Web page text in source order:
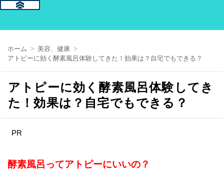
ホーム
美容、健康
アトピーに効く酵素風呂体験してきた！効果は？自宅でもできる？
アトピーに効く酵素風呂体験してき
た！効果は？自宅でもできる？
PR
酵素風呂ってアトピーにいいの？